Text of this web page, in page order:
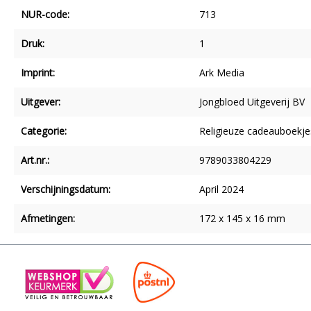
NUR-code: 713
Druk: 1
Imprint: Ark Media
Uitgever: Jongbloed Uitgeverij BV
Categorie: Religieuze
Art.nr.: 9789033804229
Verschijningsdatum: April 2024
Afmetingen: 172 x 145 x 16 mm